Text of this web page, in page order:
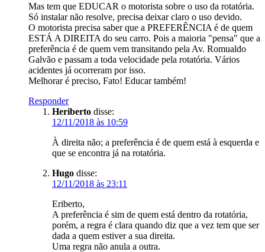
Mas tem que EDUCAR o motorista sobre o uso da rotatória.
Só instalar não resolve, precisa deixar claro o uso devido.
O motorista precisa saber que a PREFERÊNCIA é de quem
ESTÁ A DIREITA do seu carro. Pois a maioria "pensa" que a
preferência é de quem vem transitando pela Av. Romualdo
Galvão e passam a toda velocidade pela rotatória. Vários
acidentes já ocorreram por isso.
Melhorar é preciso, Fato! Educar também!
Responder
Heriberto disse:
12/11/2018 às 10:59
À direita não; a preferência é de quem está à esquerda e
que se encontra já na rotatória.
Hugo disse:
12/11/2018 às 23:11
Eriberto,
A preferência é sim de quem está dentro da rotatória,
porém, a regra é clara quando diz que a vez tem que ser
dada a quem estiver a sua direita.
Uma regra não anula a outra.